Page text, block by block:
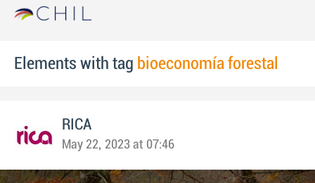
Elements with tag bioeconomía forestal
RICA
May 22, 2023 at 07:46